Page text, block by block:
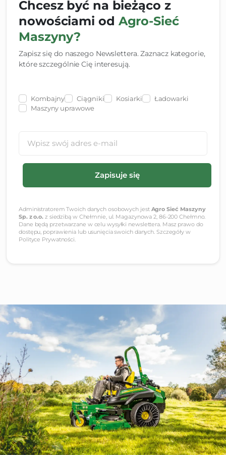
Chcesz być na bieżąco z
nowościami od Agro-Sieć
Maszyny?
Zapisz się do naszego Newslettera. Zaznacz kategorie,
które szczególnie Cię interesują.
Kombajny Ciągniki Kosiarki
Ładowarki
Maszyny uprawowe
Administratorem Twoich danych osobowych jest Agro Sieć Maszyny
Sp. z o.o. z siedzibą w Chełmnie, ul. Magazynowa 2, 86-200 Chełmno.
Dane będą przetwarzane w celu wysyłki newslettera. Masz prawo do
dostępu, poprawienia lub usunięcia swoich danych. Szczegóły w
Polityce Prywatności.